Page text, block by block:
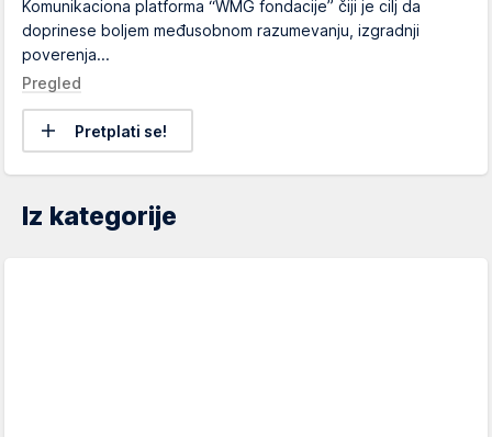
Komunikaciona platforma “WMG fondacije” čiji je cilj da
doprinese boljem međusobnom razumevanju, izgradnji
poverenja...
Pregled
Pretplati se!
Iz kategorije